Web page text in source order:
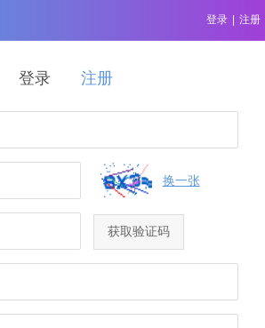
登录 注册
登录 注册
换一张
获取验证码